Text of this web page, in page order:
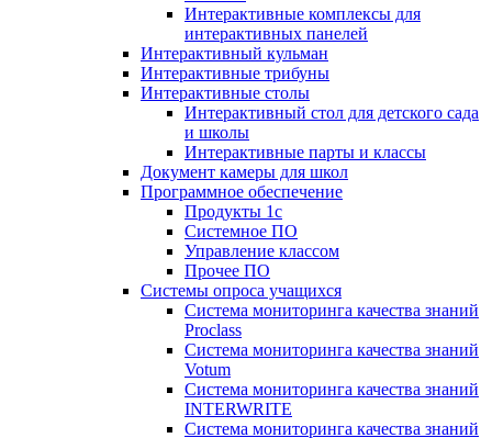
Интерактивные комплексы для
интерактивных панелей
Интерактивный кульман
Интерактивные трибуны
Интерактивные столы
Интерактивный стол для детского сада
и школы
Интерактивные парты и классы
Документ камеры для школ
Программное обеспечение
Продукты 1с
Системное ПО
Управление классом
Прочее ПО
Системы опроса учащихся
Система мониторинга качества знаний
Proclass
Система мониторинга качества знаний
Votum
Система мониторинга качества знаний
INTERWRITE
Система мониторинга качества знаний